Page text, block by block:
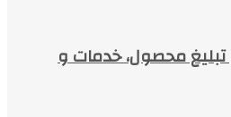
محصول، خدمات و